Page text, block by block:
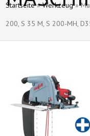
Startseite » Werkzeug »
200, S 35 M, S 200-MH,